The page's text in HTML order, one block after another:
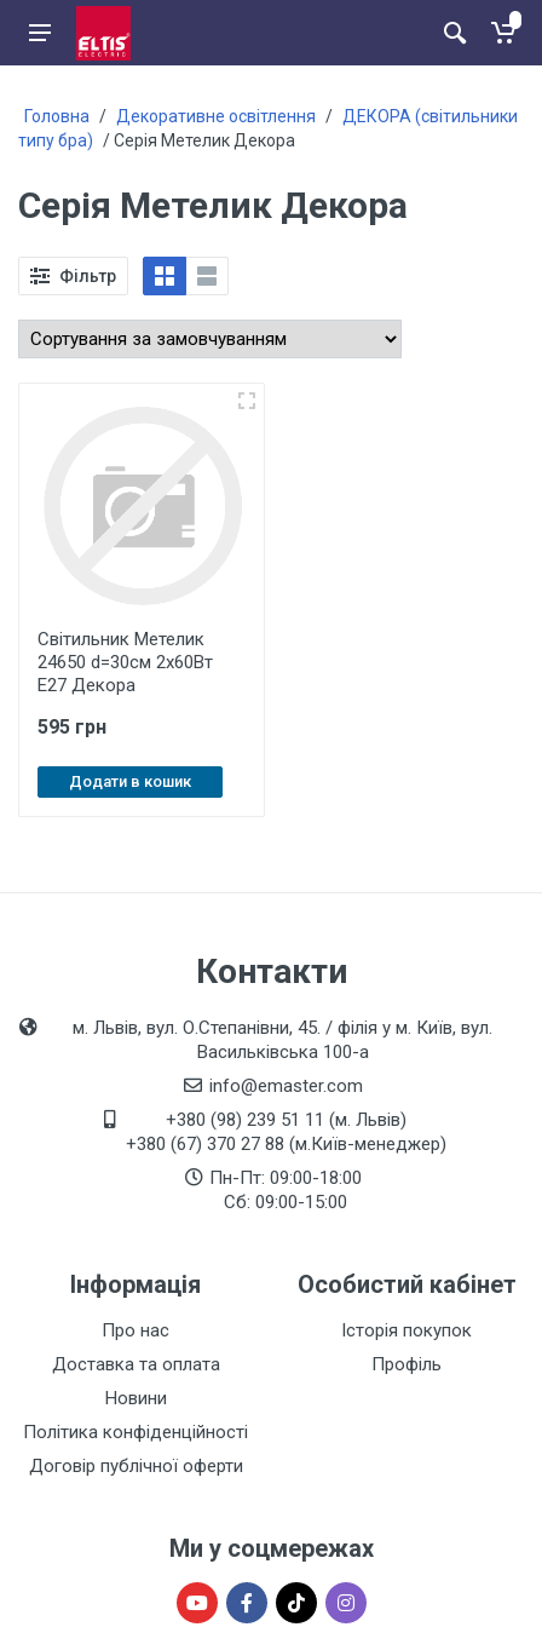
Головна / Декоративне освітлення / ДЕКОРА (світильники
типу бра) / Серія Метелик Декора
Серія Метелик Декора
Фільтр
Світильник Метелик
24650 d=30см 2х60Вт
Е27 Декора
595 грн
Додати в кошик
Контакти
м. Львів, вул. О.Степанівни, 45. / філія у м. Київ, вул.
Васильківська 100-а
info@emaster.com
+380 (98) 239 51 11 (м. Львів)
+380 (67) 370 27 88 (м.Київ-менеджер)
Пн-Пт: 09:00-18:00
Сб: 09:00-15:00
Інформація
Про нас
Доставка та оплата
Новини
Політика конфіденційності
Договір публічної оферти
Особистий кабінет
Історія покупок
Профіль
Ми у соцмережах